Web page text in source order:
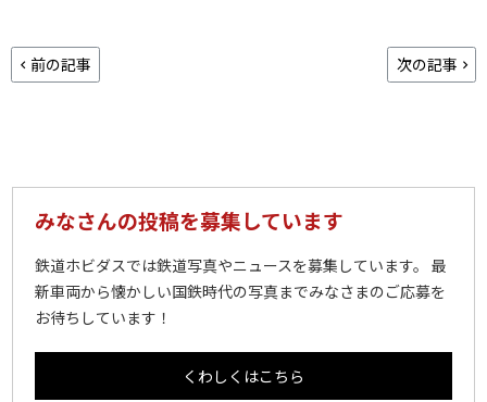
前の記事 次の記事
みなさんの投稿を募集しています
鉄道ホビダスでは鉄道写真やニュースを募集しています。 最
新車両から懐かしい国鉄時代の写真までみなさまのご応募を
お待ちしています！
くわしくはこちら